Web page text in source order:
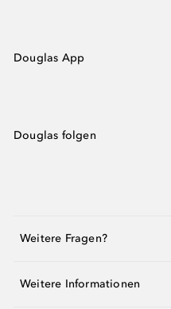
Douglas App
Douglas folgen
Weitere Fragen?
Weitere Informationen